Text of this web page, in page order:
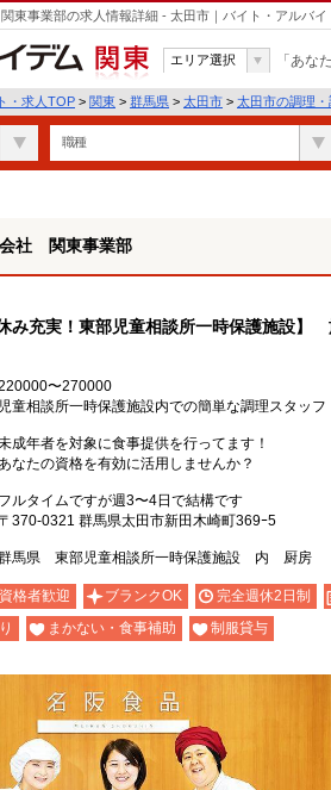
東事業部の求人情報詳細 - 太田市｜バイト・アルバイ
関東
エリア選択 「あな
・求人TOP > 関東 > 群馬県 > 太田市 > 太田市の調理
職種
社 関東事業部
み充実！東部児童相談所一時保護施設】
〜270000
児童相談所一時保護施設内での簡単な調理スタッフ
成年者を対象に食事提供を行ってます！
なたの資格を有効に活用しませんか？
フルタイムですが週3〜4日で結構です
370-0321 群馬県太田市新田木崎町369ｰ5
馬県 東部児童相談所一時保護施設 内 厨房
格者歓迎 ブランクOK 完全週休2日制
まかない・食事補助 制服貸与